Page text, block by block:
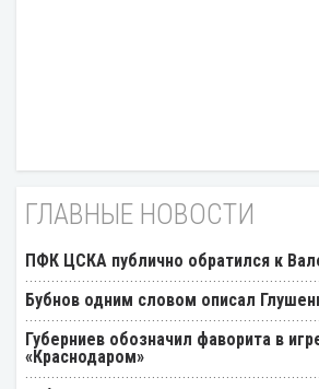
ГЛАВНЫЕ НОВОСТИ
ПФК ЦСКА публично обратился к
Бубнов одним словом описал
Губерниев обозначил фаворита в
«Краснодаром»